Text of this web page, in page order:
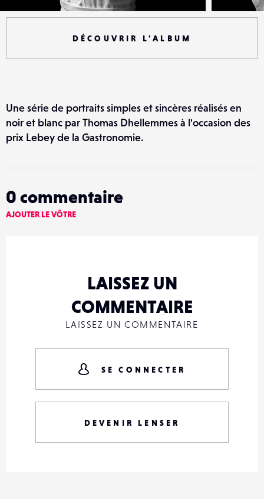
DÉCOUVRIR L'ALBUM
Une série de portraits simples et sincères réalisés en
noir et blanc par Thomas Dhellemmes à l'occasion des
prix Lebey de la Gastronomie.
0 commentaire
AJOUTER LE VÔTRE
LAISSEZ UN
COMMENTAIRE
LAISSEZ UN COMMENTAIRE
SE CONNECTER
DEVENIR LENSER